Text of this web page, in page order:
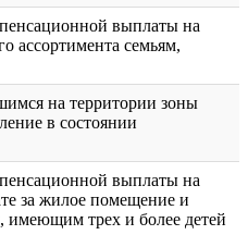
выплаты на
ассортимента семьям,
на территории зоны
в состоянии
выплаты на
за жилое помещение и
имеющим трех и более детей